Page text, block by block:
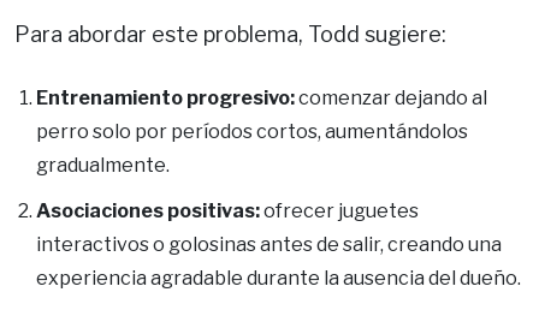
Para abordar este problema, Todd sugiere:
Entrenamiento progresivo:comenzar dejando al
perro solo por períodos cortos, aumentándolos
gradualmente.
Asociaciones positivas:ofrecer juguetes
interactivos o golosinas antes de salir, creando una
experiencia agradable durante la ausencia del dueño.